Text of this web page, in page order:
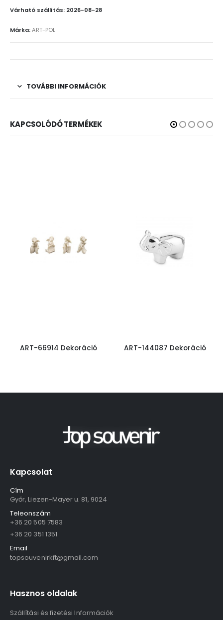
Várható szállítás: 2026-08-28
Márka:ART-POL
TOVÁBBI INFORMÁCIÓK
KAPCSOLÓDÓ TERMÉKEK
ART-66914 Dekoráció ART-144087 Dekoráció
Kapcsolat
Cím
Győr, Liezen-Mayer u. 81, 9024
Teleonszám
+36 20 505 7583
+36 20 351 1351
Email
topsouvenirkft@gmail.com
Hasznos oldalak
Szállítási és fizetési Információk